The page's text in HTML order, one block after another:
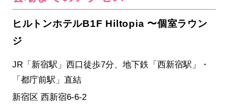
ヒルトンホテルB1F Hiltopia 〜個室ラウン
ジ
JR「新宿駅」西口徒歩7分、地下鉄「西新宿駅」・
「都庁前駅」直結
新宿区 西新宿6-6-2